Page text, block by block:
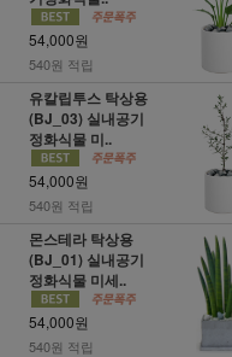
54,000원
540원 적립
유칼립투스 탁상용
(BJ_03) 실내공기
정화식물 미..
54,000원
540원 적립
몬스테라 탁상용
(BJ_01) 실내공기
정화식물 미세..
54,000원
540원 적립